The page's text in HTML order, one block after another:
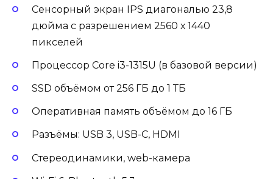
Сенсорный экран IPS диагональю 23,8
дюйма с разрешением 2560 х 1440
пикселей
Процессор Core i3-1315U (в базовой версии)
SSD объёмом от 256 ГБ до 1 ТБ
Оперативная память объёмом до 16 ГБ
Разъёмы: USB 3, USB-C, HDMI
Стереодинамики, web-камера